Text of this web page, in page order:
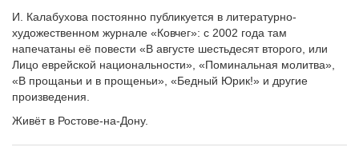
И. Калабухова постоянно публикуется в литературно-
художественном журнале «Ковчег»: с 2002 года там
напечатаны её повести «В августе шестьдесят второго, или
Лицо еврейской национальности», «Поминальная молитва»,
«В прощаньи и в прощеньи», «Бедный Юрик!» и другие
произведения.
Живёт в Ростове-на-Дону.